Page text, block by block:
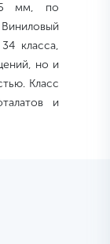
5 мм, по
класса,
но и
Класс
и